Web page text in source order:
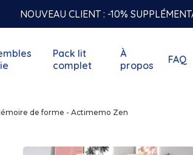
NOUVEAU CLIENT : -10%
Pack lit
complet
À
propos
FAQ
de forme - Actimemo Zen